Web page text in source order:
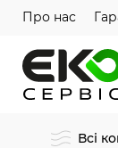
Про нас
Всі